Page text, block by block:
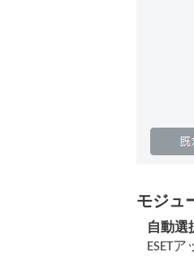
モジュ
自動選
ESET